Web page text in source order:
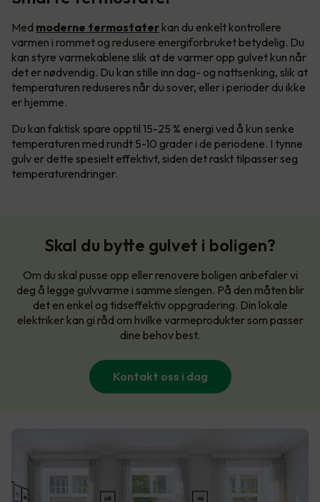
Med moderne termostater kan du enkelt kontrollere
varmen i rommet og redusere energiforbruket betydelig. Du
kan styre varmekablene slik at de varmer opp gulvet kun når
det er nødvendig. Du kan stille inn dag- og nattsenking, slik at
temperaturen reduseres når du sover, eller i perioder du ikke
er hjemme.
Du kan faktisk spare opptil 15-25 % energi ved å kun senke
temperaturen med rundt 5-10 grader i de periodene. I tynne
gulv er dette spesielt effektivt, siden det raskt tilpasser seg
temperaturendringer.
Skal du bytte gulvet i boligen?
Om du skal pusse opp eller renovere boligen anbefaler vi
deg å legge gulvvarme i samme slengen. På den måten blir
det en enkel og tidseffektiv oppgradering. Din lokale
elektriker kan gi råd om hvilke varmeprodukter som passer
dine behov best.
Kontakt oss i dag